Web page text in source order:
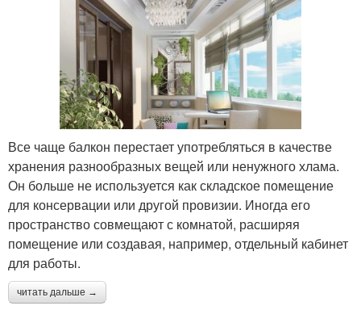
Все чаще балкон перестает употребляться в качестве
хранения разнообразных вещей или ненужного хлама.
Он больше не используется как складское помещение
для консервации или другой провизии. Иногда его
пространство совмещают с комнатой, расширяя
помещение или создавая, например, отдельный кабинет
для работы.
читать дальше →